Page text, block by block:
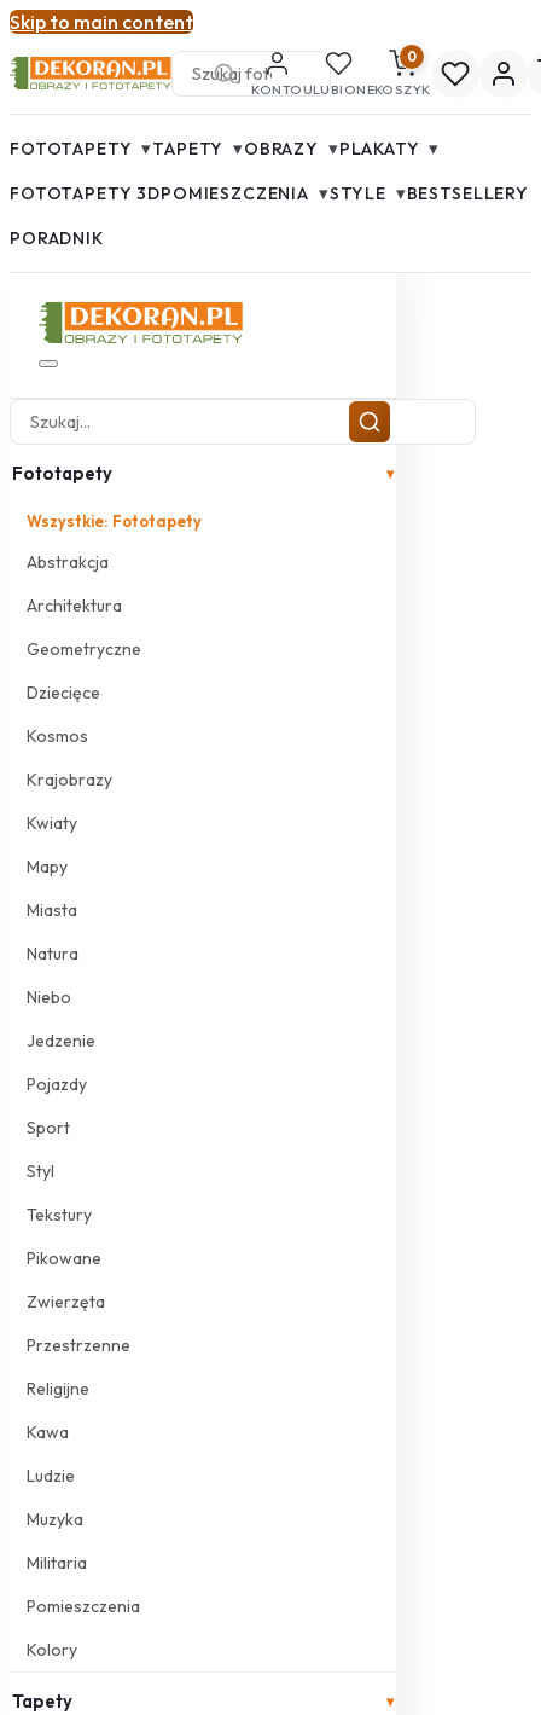
Skip to main content
KONTOULUBIONE
0
KOSZYK
FOTOTAPETY ▾TAPETY ▾OBRAZY ▾PLAKATY ▾
FOTOTAPETY 3DPOMIESZCZENIA ▾STYLE ▾BESTSELLERY
PORADNIK
Fototapety ▾
Wszystkie: Fototapety
Abstrakcja
Architektura
Geometryczne
Dziecięce
Kosmos
Krajobrazy
Kwiaty
Mapy
Miasta
Natura
Niebo
Jedzenie
Pojazdy
Sport
Styl
Tekstury
Pikowane
Zwierzęta
Przestrzenne
Religijne
Kawa
Ludzie
Muzyka
Militaria
Pomieszczenia
Kolory
Tapety ▾